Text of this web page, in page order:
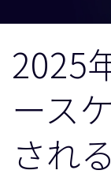
企業様向け
IPライセン
その他のお
Arm
報道関連
開発
サポート&
企業情報
2025
ース
され